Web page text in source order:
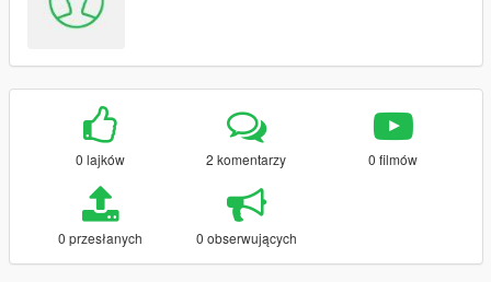
0 lajków 2 komentarzy 0 filmów
0 przesłanych 0 obserwujących